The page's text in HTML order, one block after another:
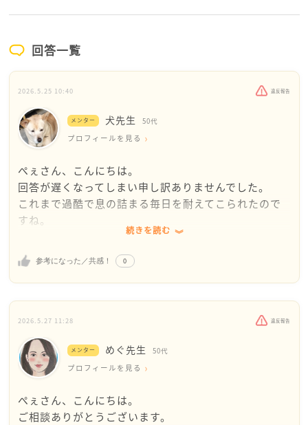
回答一覧
2026.5.25 10:40 違反報告
メンター 犬先生 50代
プロフィールを見る
ぺぇさん、こんにちは。
回答が遅くなってしまい申し訳ありませんでした。
これまで過酷で息の詰まる毎日を耐えてこられたので
すね。
お給料や大切なお子さんの手当まで奪われ、自分はギ
ャンブルや飲みに使い、機嫌が悪いと子供にまで当た
る。これはぺぇさんが調べた通り、「経済的虐待」で
あり「DV」そのものと感じました。「殺意が凄い」と
いう言葉も決して大袈裟ではなく、それほどまでに尊
厳を侵害されている証拠です。
「お金を持っていかれているから逃げられない」と絶
望してしまうお気持ちはよく分かります。ですが、手
元にお金がなくても、今すぐここから抜け出す方法は
力を借りてください。
続きを読む
参考になった／共感！ 0
2026.5.27 11:28 違反報告
メンター めぐ先生 50代
プロフィールを見る
ぺぇさん、こんにちは。
ご相談ありがとうございます。